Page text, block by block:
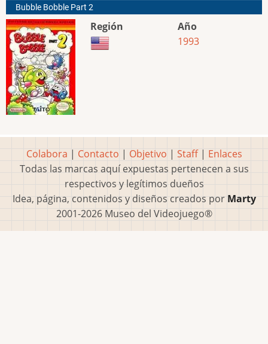
Bubble Bobble Part 2
Región
Año
1993
Colabora | Contacto | Objetivo | Staff| Enlaces
Todas las marcas aquí expuestas pertenecen a sus
respectivos y legítimos dueños
Idea, página, contenidos y diseños creados por Marty
2001-2026 Museo del Videojuego®